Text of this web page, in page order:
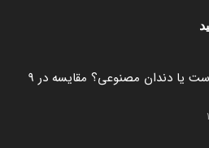
ایمپلنت بهتر است یا دندان مصنوعی؟ مقایسه در 9